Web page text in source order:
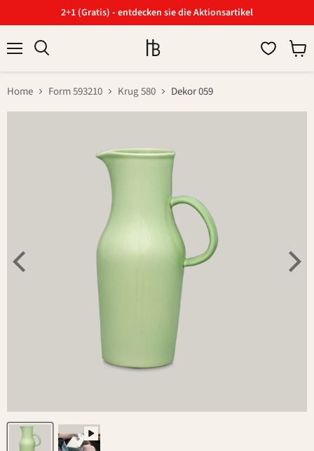
2+1 (Gratis) - entdecken sie die Aktionsartikel
Home Form 593210 Krug 580 Dekor 059